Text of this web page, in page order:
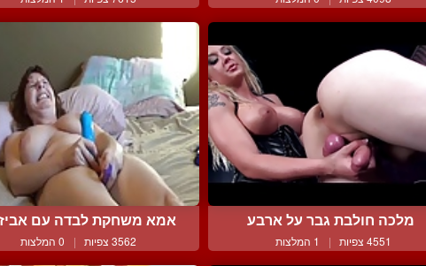
מלכה חולבת גבר על ארבע
4551 צפיות | 1 המלצות
אמא משחקת לבדה עם
3562 צפיות | 0 המלצות